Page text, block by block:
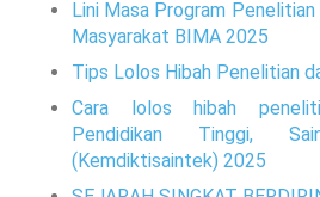
Lini Masa Program
Masyarakat BIMA 2025
Tips Lolos Hibah Penelitian
Cara lolos hibah
Pendidikan Tinggi,
(Kemdiktisaintek) 2025